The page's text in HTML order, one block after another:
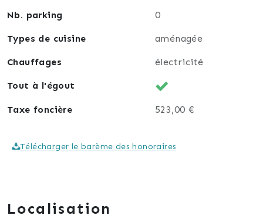
Nb. parking 0
Types de cuisine aménagée
Chauffages électricité
Tout à l'égout
Taxe foncière 523,00 €
Télécharger le barème des honoraires
Localisation